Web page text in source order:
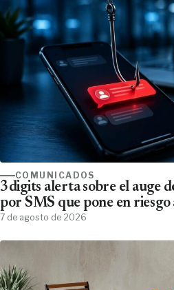
COMUNICADOS
3digits alerta sobre el auge
por SMS que pone en riesgo
7 de agosto de 2026